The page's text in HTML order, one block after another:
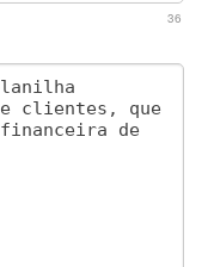
36